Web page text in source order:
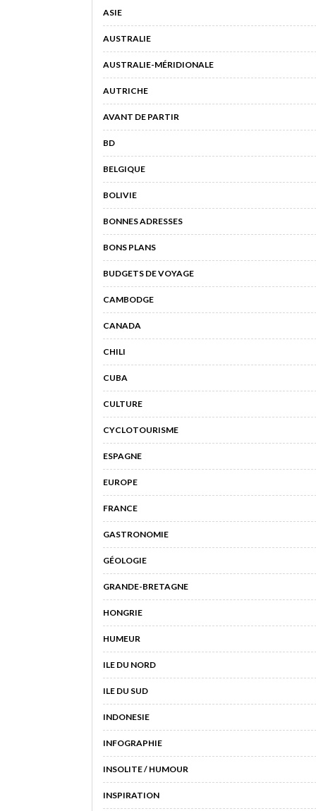
ASIE
AUSTRALIE
AUSTRALIE-MÉRIDIONALE
AUTRICHE
AVANT DE PARTIR
BD
BELGIQUE
BOLIVIE
BONNES ADRESSES
BONS PLANS
BUDGETS DE VOYAGE
CAMBODGE
CANADA
CHILI
CUBA
CULTURE
CYCLOTOURISME
ESPAGNE
EUROPE
FRANCE
GASTRONOMIE
GÉOLOGIE
GRANDE-BRETAGNE
HONGRIE
HUMEUR
ILE DU NORD
ILE DU SUD
INDONESIE
INFOGRAPHIE
INSOLITE / HUMOUR
INSPIRATION